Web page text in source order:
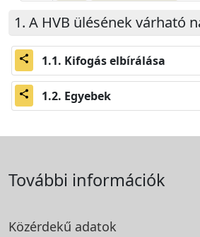
A HVB ülésének várható
share Kifogás elbírálása
share Egyebek
További információk
Közérdekű adatok